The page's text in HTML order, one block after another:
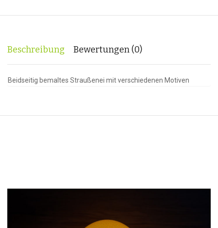
Beschreibung Bewertungen (0)
Beidseitig bemaltes Straußenei mit verschiedenen Motiven